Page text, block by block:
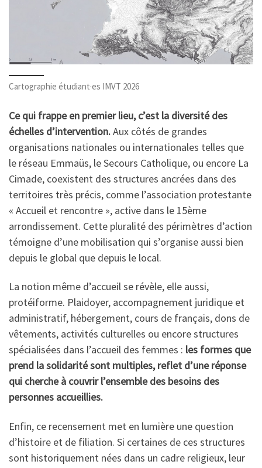
Cartographie étudiant·es IMVT 2026
Ce qui frappe en premier lieu, c’est la diversité des
échelles d’intervention.Aux côtés de grandes
organisations nationales ou internationales telles que
le réseau Emmaüs, le Secours Catholique, ou encore La
Cimade, coexistent des structures ancrées dans des
territoires très précis, comme l’association protestante
« Accueil et rencontre », active dans le 15ème
arrondissement. Cette pluralité des périmètres d’action
témoigne d’une mobilisation qui s’organise aussi bien
depuis le global que depuis le local.
La notion même d’accueil se révèle, elle aussi,
protéiforme. Plaidoyer, accompagnement juridique et
administratif, hébergement, cours de français, dons de
vêtements, activités culturelles ou encore structures
spécialisées dans l’accueil des femmes : les formes que
prend la solidarité sont multiples, reflet d’une réponse
qui cherche à couvrir l’ensemble des besoins des
personnes accueillies.
Enfin, ce recensement met en lumière une question
d’histoire et de filiation. Si certaines de ces structures
sont historiquement nées dans un cadre religieux, leur